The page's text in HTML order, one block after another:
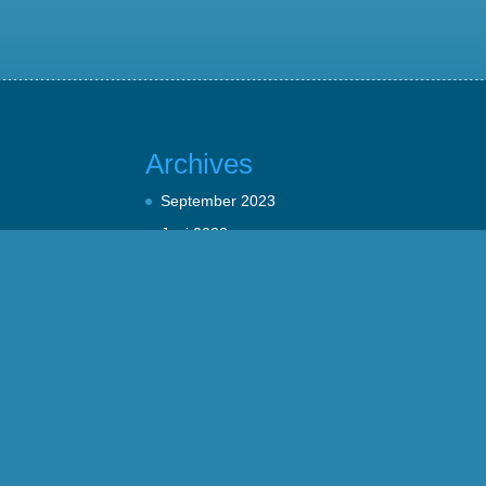
Archives
September 2023
Juni 2023